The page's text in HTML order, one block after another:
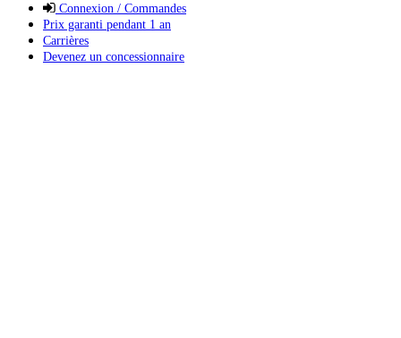
Connexion / Commandes
Prix garanti pendant 1 an
Carrières
Devenez un concessionnaire